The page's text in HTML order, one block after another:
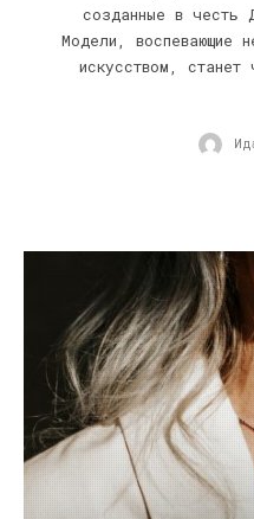
созданные в честь
Модели, воспевающие
искусством,